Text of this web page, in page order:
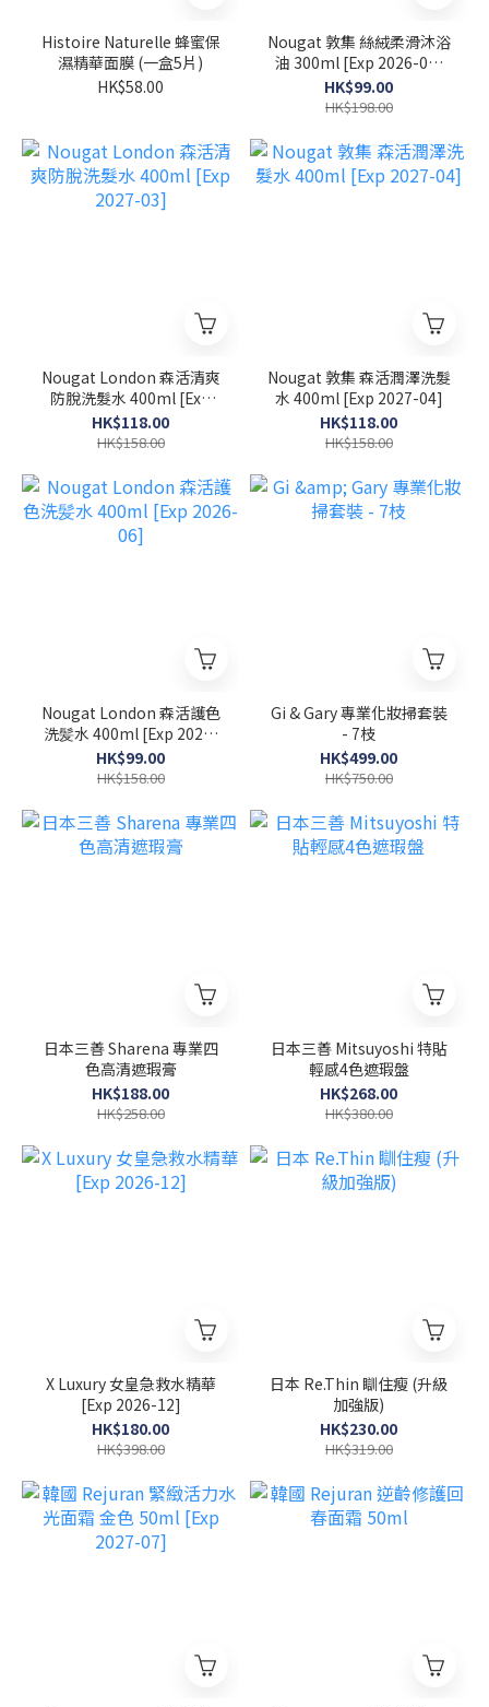
Histoire Naturelle 蜂蜜保
濕精華面膜 (一盒5片)
HK$58.00
Nougat 敦集 絲絨柔滑沐浴
油 300ml [Exp 2026-07-
30]
HK$99.00
HK$198.00
Nougat London 森活清爽
防脫洗髮水 400ml [Exp
2027-03]
HK$118.00
HK$158.00
Nougat 敦集 森活潤澤洗髮
水 400ml [Exp 2027-04]
HK$118.00
HK$158.00
Nougat London 森活護色
洗髪水 400ml [Exp 2026-
06]
HK$99.00
HK$158.00
Gi & Gary 專業化妝掃套裝
- 7枝
HK$499.00
HK$750.00
日本三善 Sharena 專業四
色高清遮瑕膏
HK$188.00
HK$258.00
日本三善 Mitsuyoshi 特貼
輕感4色遮瑕盤
HK$268.00
HK$380.00
X Luxury 女皇急救水精華
[Exp 2026-12]
HK$180.00
HK$398.00
日本 Re.Thin 瞓住瘦 (升級
加強版)
HK$230.00
HK$319.00